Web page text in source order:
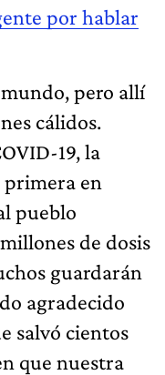
por hablar
pero allí
cálidos.
19, la
primera en
pueblo
de dosis
guardarán
agradecido
salvó cientos
que nuestra